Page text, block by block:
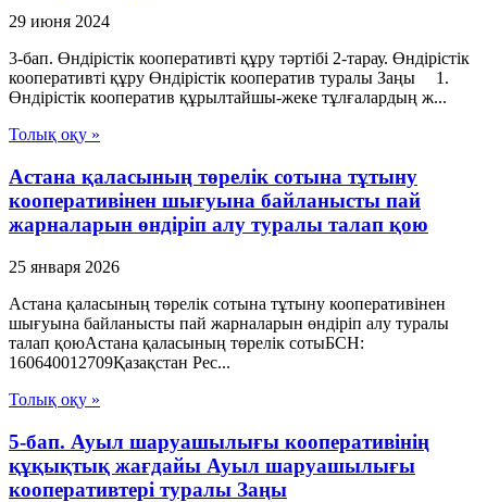
29 июня 2024
3-бап. Өндiрiстiк кооперативтi құру тәртiбi 2-тарау. Өндiрiстiк
кооперативтi құру Өндiрiстiк кооператив туралы Заңы 1.
Өндiрiстiк кооператив құрылтайшы-жеке тұлғалардың ж...
Толық оқу »
Астана қаласының төрелік сотына тұтыну
кооперативінен шығуына байланысты пай
жарналарын өндіріп алу туралы талап қою
25 января 2026
Астана қаласының төрелік сотына тұтыну кооперативінен
шығуына байланысты пай жарналарын өндіріп алу туралы
талап қоюАстана қаласының төрелік сотыБСН:
160640012709Қазақстан Рес...
Толық оқу »
5-бап. Ауыл шаруашылығы кооперативінің
құқықтық жағдайы Ауыл шаруашылығы
кооперативтері туралы Заңы